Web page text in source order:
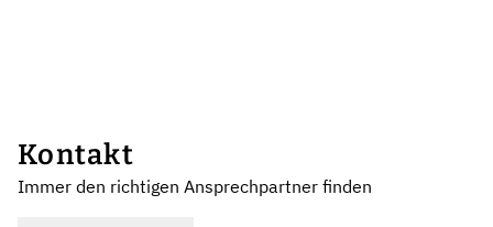
Kontakt
Immer den richtigen Ansprechpartner finden